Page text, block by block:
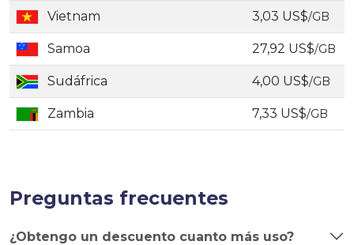
Vietnam 3,03 US$/GB
Samoa 27,92 US$/GB
Sudáfrica 4,00 US$/GB
Zambia 7,33 US$/GB
Preguntas frecuentes
¿Obtengo un descuento cuanto más uso?